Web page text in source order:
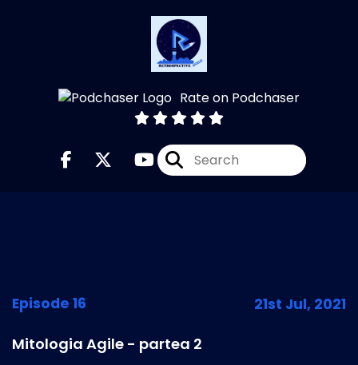
Rate on Podchaser
Episode 16 21st Jul, 2021
Mitologia Agile - partea 2